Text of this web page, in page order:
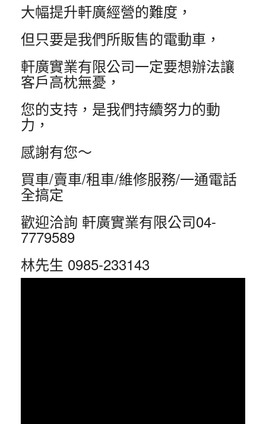
大幅提升軒廣經營的難度，
但只要是我們所販售的電動車，
軒廣實業有限公司一定要想辦法讓
客戶高枕無憂，
您的支持，是我們持續努力的動
力，
感謝有您～
買車/賣車/租車/維修服務/一通電話
全搞定
歡迎洽詢 軒廣實業有限公司04-
7779589
林先生 0985-233143